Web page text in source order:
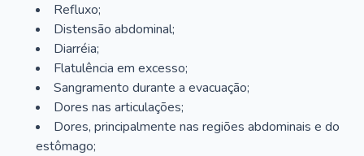
Refluxo;
Distensão abdominal;
Diarréia;
Flatulência em excesso;
Sangramento durante a evacuação;
Dores nas articulações;
Dores, principalmente nas regiões abdominais e do
estômago;